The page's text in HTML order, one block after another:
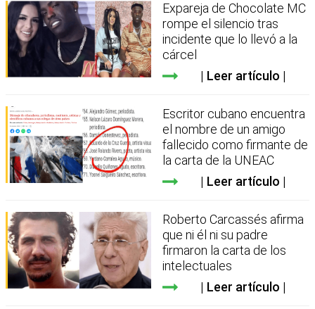
Expareja de Chocolate MC
rompe el silencio tras
incidente que lo llevó a la
cárcel
Leer artículo
Escritor cubano encuentra
el nombre de un amigo
fallecido como firmante de
la carta de la UNEAC
Leer artículo
Roberto Carcassés afirma
que ni él ni su padre
firmaron la carta de los
intelectuales
Leer artículo